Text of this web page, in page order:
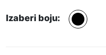
Izaberi boju: